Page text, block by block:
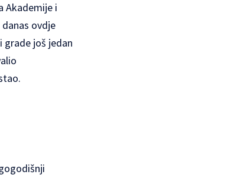
Akademije i
ovdje
grade još jedan